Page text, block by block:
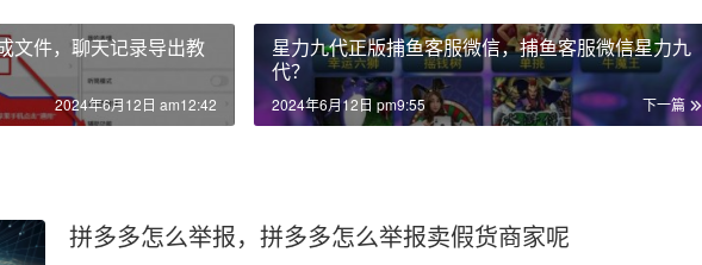
文件，聊天记录导出教
2024年6月12日 am12:42
星力九代正版捕鱼客服微信，捕鱼客服微信星力九
代？
下一篇
2024年6月12日 pm9:55
拼多多怎么举报，拼多多怎么举报卖假货商家呢